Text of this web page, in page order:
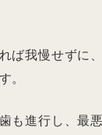
ば我慢せずに
。
も進行し、最